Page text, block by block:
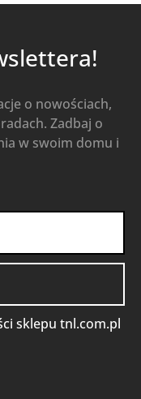
o nowościach,
Zadbaj o
w swoim domu i
sklepu tnl.com.pl